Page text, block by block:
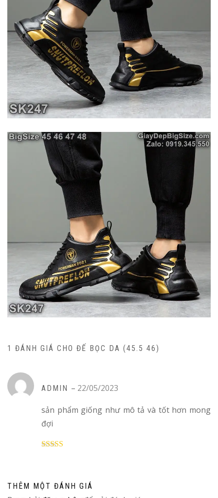
1 ĐÁNH GIÁ CHO ĐẾ BỌC DA (45.5 46)
ADMIN – 22/05/2023
sản phẩm giống như mô tả và tốt hơn mong
đợi
THÊM MỘT ĐÁNH GIÁ